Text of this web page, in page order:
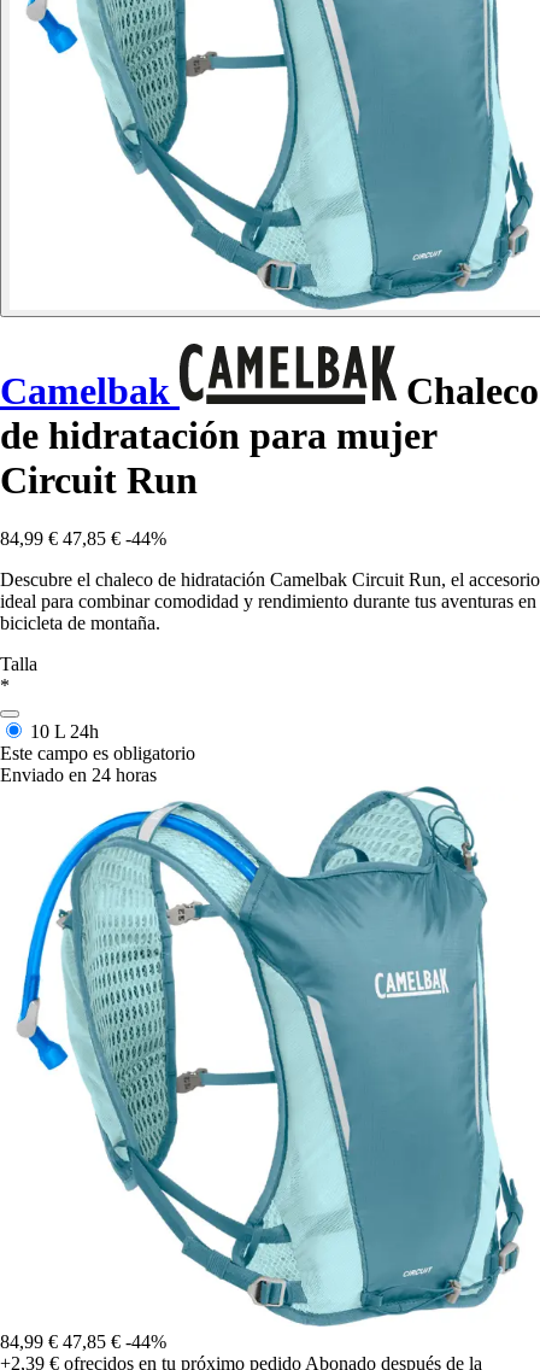
Camelbak
Chaleco
de hidratación para mujer
Circuit Run
84,99 € 47,85 € -44%
Descubre el chaleco de hidratación Camelbak Circuit Run, el accesorio
ideal para combinar comodidad y rendimiento durante tus aventuras en
bicicleta de montaña.
Talla
*
10 L 24h
Este campo es obligatorio
Enviado en 24 horas
84,99 € 47,85 € -44%
+2,39 € ofrecidos en tu próximo pedido Abonado después de la